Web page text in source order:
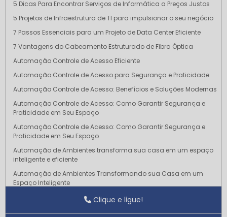
5 Dicas Para Encontrar Serviços de Informática a Preços Justos
5 Projetos de Infraestrutura de TI para impulsionar o seu negócio
7 Passos Essenciais para um Projeto de Data Center Eficiente
7 Vantagens do Cabeamento Estruturado de Fibra Óptica
Automação Controle de Acesso Eficiente
Automação Controle de Acesso para Segurança e Praticidade
Automação Controle de Acesso: Benefícios e Soluções Modernas
Automação Controle de Acesso: Como Garantir Segurança e
Praticidade em Seu Espaço
Automação Controle de Acesso: Como Garantir Segurança e
Praticidade em Seu Espaço
Automação de Ambientes transforma sua casa em um espaço
inteligente e eficiente
Automação de Ambientes Transformando sua Casa em um
Espaço Inteligente
Automação de Ambientes Transforme sua Casa em um Espaço
Clique e ligue!